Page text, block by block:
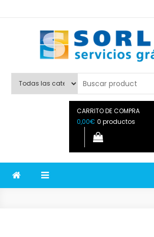
impresión digital e impresión gran
diseñadores gráficos a su
CARRITO DE COMPRA
0,00€ 0 productos